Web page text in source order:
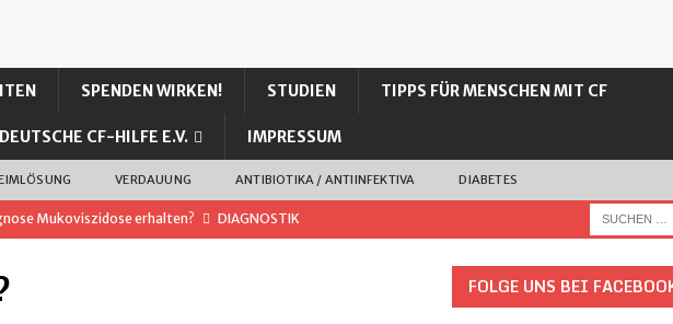
SPENDEN WIRKEN! STUDIEN TIPPS FÜR MENSCHEN MIT CF
DEUTSCHE CF-HILFE E.V. IMPRESSUM
VERDAUUNG ANTIBIOTIKA / ANTIINFEKTIVA DIABETES
Mukoviszidose erhalten? DIAGNOSTIK
FOLGE UNS BEI